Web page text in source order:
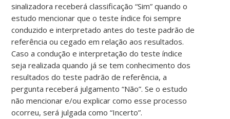
sinalizadora receberá classificação “Sim” quando o
estudo mencionar que o teste índice foi sempre
conduzido e interpretado antes do teste padrão de
referência ou cegado em relação aos resultados.
Caso a condução e interpretação do teste índice
seja realizada quando já se tem conhecimento dos
resultados do teste padrão de referência, a
pergunta receberá julgamento “Não”. Se o estudo
não mencionar e/ou explicar como esse processo
ocorreu, será julgada como “Incerto”.